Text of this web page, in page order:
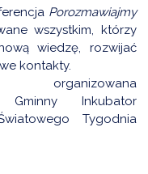
Porozmawiajmy
wszystkim, którzy
wiedzę, rozwijać
kontakty.
organizowana
Inkubator
Tygodnia